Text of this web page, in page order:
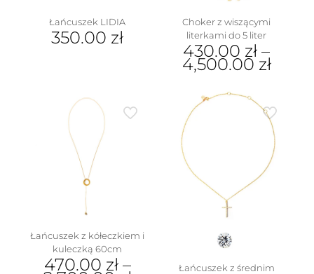
Łańcuszek LIDIA
350.00 zł
Choker z wiszącymi
literkami do 5 liter
430.00 zł –
4,500.00 zł
produkt
wariantów.
wybrać
stronie
produktu
Łańcuszek z kółeczkiem i
kuleczką 60cm
470.00 zł– Łańcuszek z średnim